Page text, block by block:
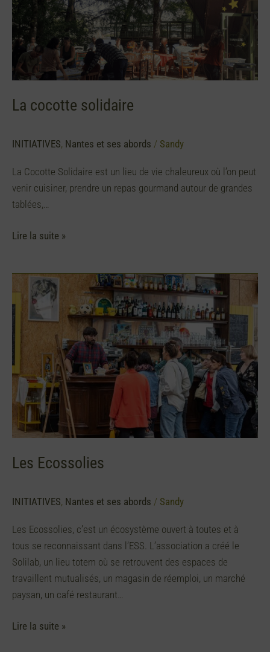
La cocotte solidaire
INITIATIVES, Nantes et ses abords / Sandy
La Cocotte Solidaire est un lieu de vie chaleureux où l’on peut
venir cuisiner, prendre un repas gourmand autour de grandes
tablées,…
Lire la suite »
Les Ecossolies
INITIATIVES, Nantes et ses abords / Sandy
Les Ecossolies, c’est un écosystème ouvert à toutes et à
tous se reconnaissant dans l’ESS. L’association a créé le
Solilab, un lieu totem où se retrouvent des espaces de
travaillent mutualisés, un magasin de réemploi, un marché
paysan, un café restaurant…
Ecossolies
Lire la suite »